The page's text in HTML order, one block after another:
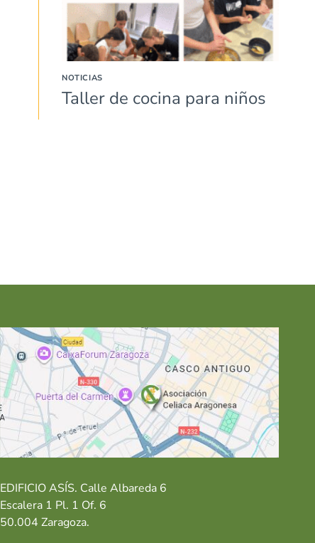
NOTICIAS
Taller de cocina para niños
EDIFICIO ASÍS. Calle Albareda 6
Escalera 1 Pl. 1 Of. 6
50.004 Zaragoza.